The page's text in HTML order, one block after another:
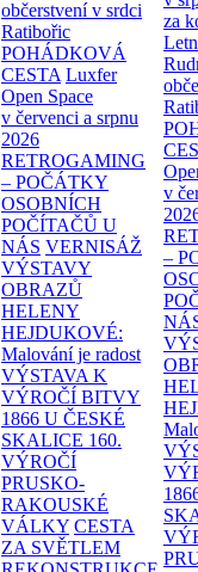
občerstvení v srdci
Ratibořic
POHÁDKOVÁ
CESTA Luxfer
Open Space
v červenci a srpnu
2026
RETROGAMING
– POČÁTKY
OSOBNÍCH
POČÍTAČŮ U
NÁS VERNISÁŽ
VÝSTAVY
OBRAZŮ
HELENY
HEJDUKOVÉ:
Malování je radost
VÝSTAVA K
VÝROČÍ BITVY
1866 U ČESKÉ
SKALICE 160.
VÝROČÍ
PRUSKO-
RAKOUSKÉ
VÁLKY CESTA
ZA SVĚTLEM
za
v
–